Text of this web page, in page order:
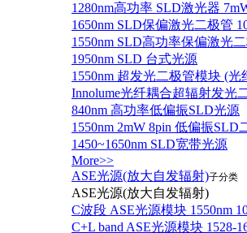
1280nm高功率 SLD激光器
1650nm SLD保偏激光二极管
1550nm SLD高功率保偏激光
1950nm SLD 台式光源
1550nm 超发光二极管模块 (光
Innolume光纤耦合超辐射发光
840nm 高功率低偏振SLD光源
1550nm 2mW 8pin 低偏振SLD
1450~1650nm SLD宽带光源
More>>
ASE光源(放大自发辐射)子分类
ASE光源(放大自发辐射)
C波段 ASE光源模块 1550nm
C+L band ASE光源模块 1528-